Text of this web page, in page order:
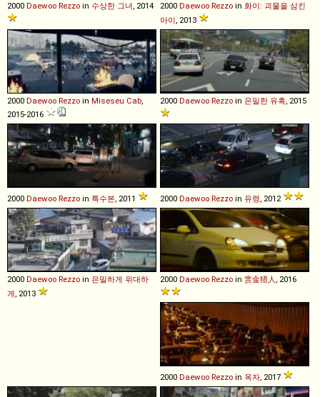
2000 Daewoo Rezzo in 수상한 그녀, 2014 2000 Daewoo Rezzo in 화이: 괴물을 삼킨
아이, 2013
2000 Daewoo Rezzo in Miseseu Cab,
2015-2016
2000 Daewoo Rezzo in 은밀한 유혹, 2015
2000 Daewoo Rezzo in 특수본, 2011 2000 Daewoo Rezzo in 유령, 2012
2000 Daewoo Rezzo in 은밀하게 위대하
게, 2013
2000 Daewoo Rezzo in 赏金猎人, 2016
2000 Daewoo Rezzo in 옥자, 2017